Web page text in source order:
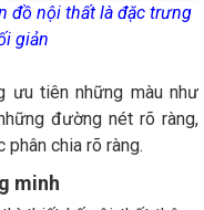
đồ nội thất là đặc trưng
giản
ưu tiên những màu như
đường nét rõ ràng,
chia rõ ràng.
minh